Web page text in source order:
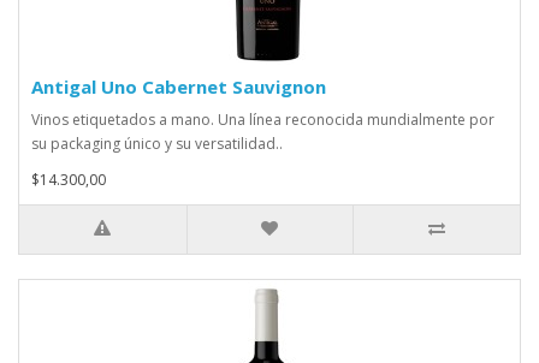
Antigal Uno Cabernet Sauvignon
Vinos etiquetados a mano. Una línea reconocida mundialmente por
su packaging único y su versatilidad..
$14.300,00